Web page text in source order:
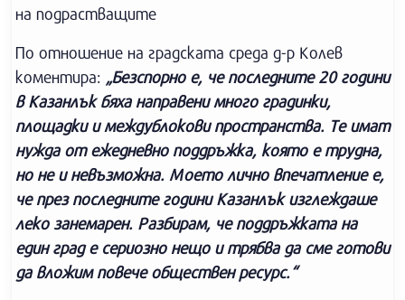
на подрастващите
По отношение на градската среда д-р Колев
коментира: „Безспорно е, че последните 20 години
в Казанлък бяха направени много градинки,
площадки и междублокови пространства. Те имат
нужда от ежедневно поддръжка, която е трудна,
но не и невъзможна. Моето лично впечатление е,
че през последните години Казанлък изглеждаше
леко занемарен. Разбирам, че поддръжката на
един град е сериозно нещо и трябва да сме готови
да вложим повече обществен ресурс.“